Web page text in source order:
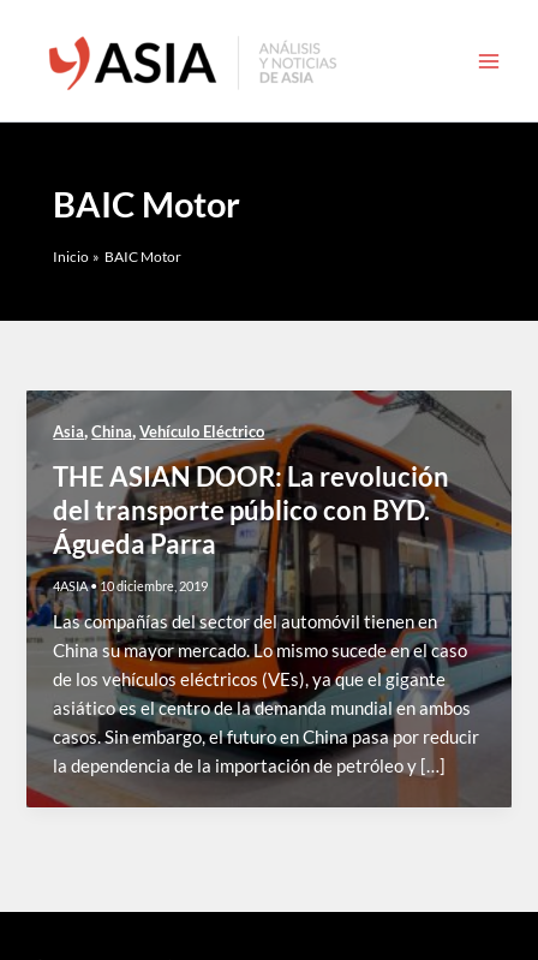
contenido
BAIC Motor
Inicio BAIC Motor
Asia,China,Vehículo Eléctrico
THE ASIAN DOOR: La revolución
del transporte público con BYD.
Águeda Parra
4ASIA•10 diciembre, 2019
Las compañías del sector del automóvil tienen en
China su mayor mercado. Lo mismo sucede en el caso
de los vehículos eléctricos (VEs), ya que el gigante
asiático es el centro de la demanda mundial en ambos
casos. Sin embargo, el futuro en China pasa por reducir
la dependencia de la importación de petróleo y […]